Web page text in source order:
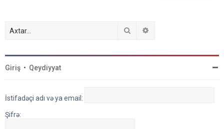
Axtar
Giriş • Qeydiyyat
İstifadəçi adı və ya email:
Şifrə: